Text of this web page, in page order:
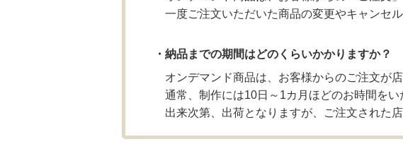
一度ご注文いただいた商品の変更やキャンセ
・納品までの期間はどのくらいかかりますか？
オンデマンド商品は、お客様からのご注文が
通常、制作には10日～1カ月ほどのお時間をい
出来次第、出荷となりますが、ご注文された